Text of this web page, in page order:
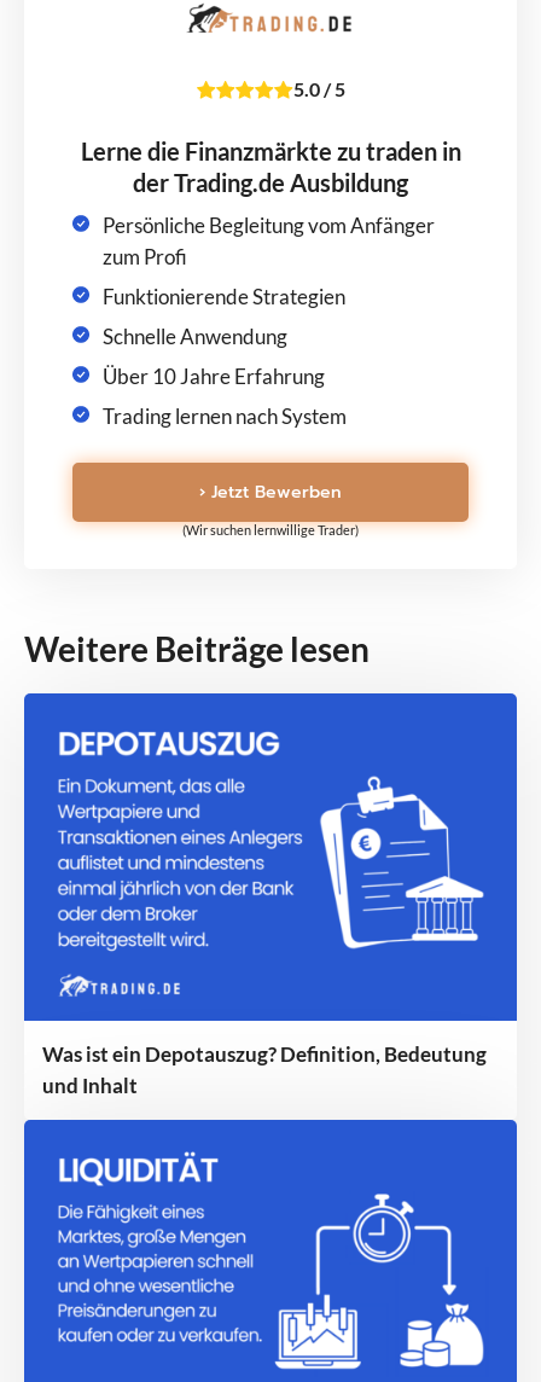
5.0 / 5
Lerne die Finanzmärkte zu traden in
der Trading.de Ausbildung
Persönliche Begleitung vom Anfänger
zum Profi
Funktionierende Strategien
Schnelle Anwendung
Über 10 Jahre Erfahrung
Trading lernen nach System
› Jetzt Bewerben
(Wir suchen lernwillige Trader)
Weitere Beiträge lesen
Was ist ein Depotauszug? Definition, Bedeutung
und Inhalt